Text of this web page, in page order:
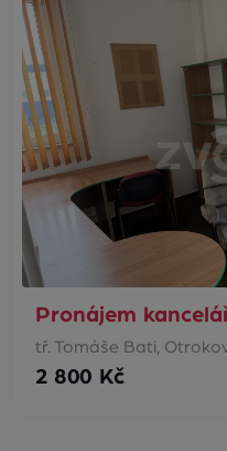
Pronájem
tř. Tomáše Bati,
2 800 Kč